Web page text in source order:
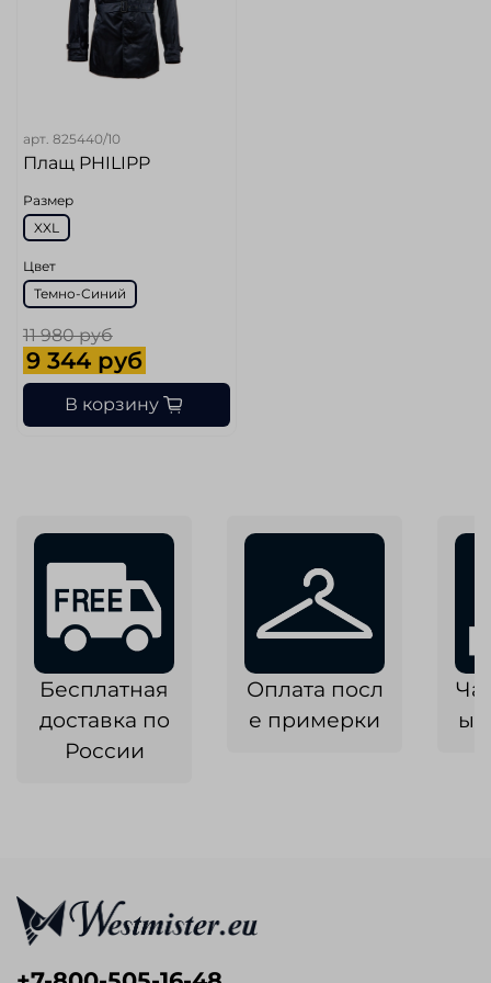
арт. 825440/10
Плащ PHILIPP
Размер
XXL
Цвет
Темно-Синий
11 980 руб
9 344 руб
В корзину
Бесплатная
доставка по
России
Оплата посл
е примерки